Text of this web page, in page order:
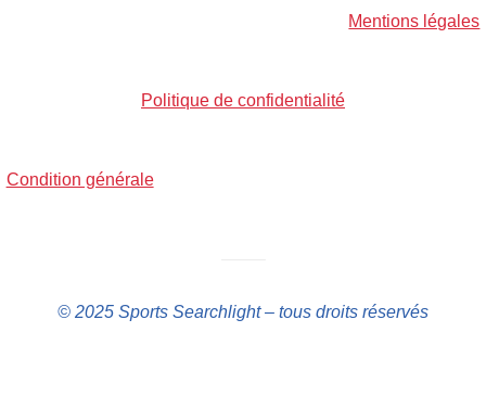
Mentions légales
Politique de confidentialité
Condition générale
© 2025 Sports Searchlight – tous droits réservés